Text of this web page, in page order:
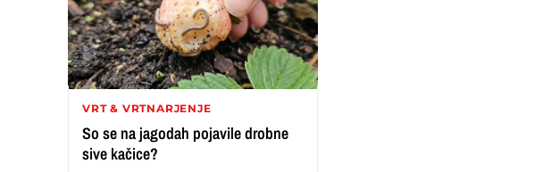
VRT & VRTNARJENJE
So se na jagodah pojavile drobne
sive kačice?